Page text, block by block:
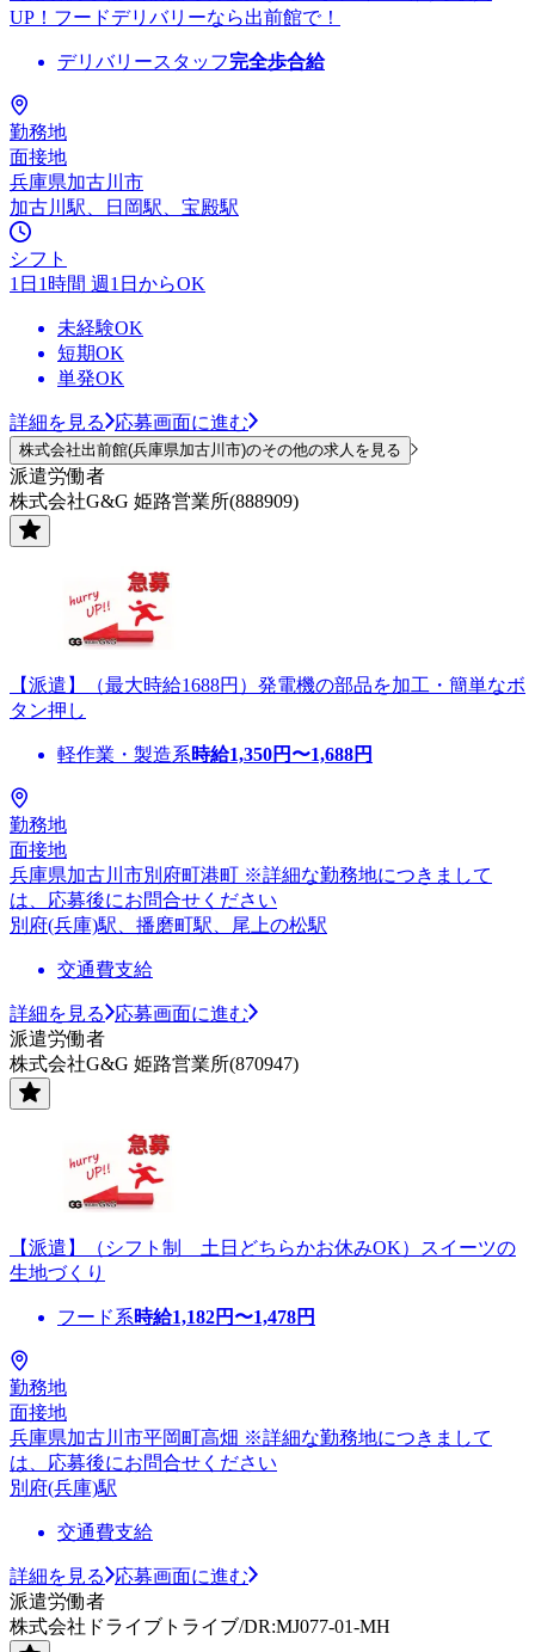
UP！フードデリバリーなら出前館で！
デリバリースタッフ完全歩合給
勤務地
面接地
兵庫県加古川市
加古川駅、日岡駅、宝殿駅
シフト
1日1時間 週1日からOK
未経験OK
短期OK
単発OK
詳細を見る 応募画面に進む
株式会社出前館(兵庫県加古川市)のその他の求人を見る
派遣労働者
株式会社G&G 姫路営業所(888909)
【派遣】（最大時給1688円）発電機の部品を加工・簡単なボ
タン押し
軽作業・製造系時給1,350円〜1,688円
勤務地
面接地
兵庫県加古川市別府町港町 ※詳細な勤務地につきまして
は、応募後にお問合せください
別府(兵庫)駅、播磨町駅、尾上の松駅
交通費支給
詳細を見る
応募画面に進む
派遣労働者
株式会社G&G 姫路営業所(870947)
【派遣】（シフト制 土日どちらかお休みOK）スイーツの
生地づくり
フード系時給1,182円〜1,478円
勤務地
面接地
兵庫県加古川市平岡町高畑 ※詳細な勤務地につきまして
は、応募後にお問合せください
別府(兵庫)駅
交通費支給
詳細を見る
応募画面に進む
派遣労働者
株式会社ドライブトライブ/DR:MJ077-01-MH